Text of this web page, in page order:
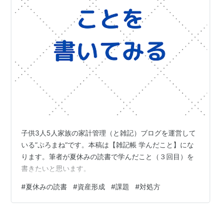
子供3人5人家族の家計管理（と雑記）ブログを運営して
いる”ぷろまね”です。本稿は【雑記帳 学んだこと】にな
ります。筆者が夏休みの読書で学んだこと（３回目）を
書きたいと思います。
#夏休みの読書 #資産形成 #課題 #対処方